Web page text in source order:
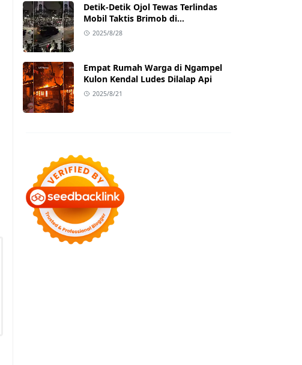
Detik-Detik Ojol Tewas Terlindas
Mobil Taktis Brimob di
Pejompongan, Viral di Medsos
2025/8/28
Empat Rumah Warga di Ngampel
Kulon Kendal Ludes Dilalap Api
2025/8/21